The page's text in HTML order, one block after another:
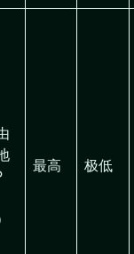
最高 极低